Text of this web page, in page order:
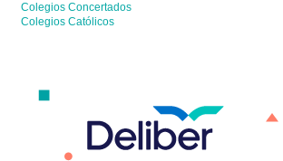
Colegios Concertados
Colegios Católicos